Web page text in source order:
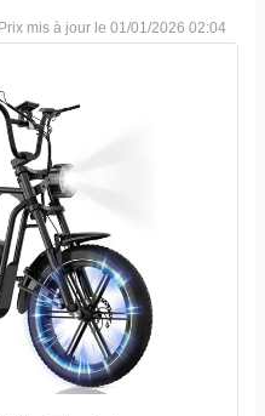
01/01/2026 02:04